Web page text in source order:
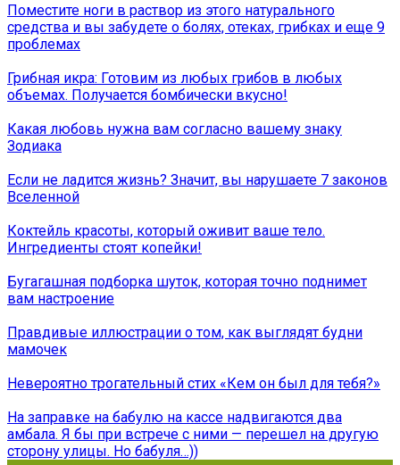
Поместите ноги в раствор из этого натурального
средства и вы забудете о болях, отеках, грибках и еще 9
проблемах
Грибная икра: Готовим из любых грибов в любых
объемах. Получается бомбически вкусно!
Какая любовь нужна вам согласно вашему знаку
Зодиака
Если не ладится жизнь? Значит, вы нарушаете 7 законов
Вселенной
Коктейль красоты, который оживит ваше тело.
Ингредиенты стоят копейки!
Бугагашная подборка шуток, которая точно поднимет
вам настроение
Правдивые иллюстрации о том, как выглядят будни
мамочек
Невероятно трогательный стих «Кем он был для тебя?»
На заправке на бабулю на кассе надвигаются два
амбала. Я бы при встрече с ними — перешел на другую
сторону улицы. Но бабуля…))